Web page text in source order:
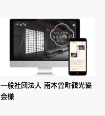
一般社団法人 南木曽町観光協
会様